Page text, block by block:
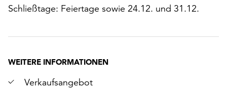
Schließtage: Feiertage sowie 24.12. und 31.12.
WEITERE INFORMATIONEN
Verkaufsangebot